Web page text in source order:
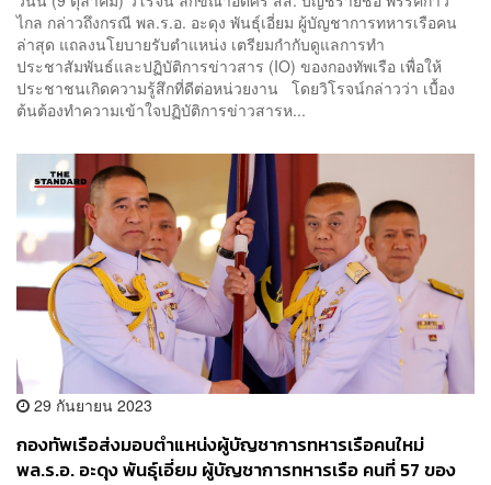
ไกล กล่าวถึงกรณี พล.ร.อ. อะดุง พันธุ์เอี่ยม ผู้บัญชาการทหารเรือคน
ล่าสุด แถลงนโยบายรับตำแหน่ง เตรียมกำกับดูแลการทำ
ประชาสัมพันธ์และปฏิบัติการข่าวสาร (IO) ของกองทัพเรือ เพื่อให้
ประชาชนเกิดความรู้สึกที่ดีต่อหน่วยงาน โดยวิโรจน์กล่าวว่า เบื้อง
ต้นต้องทำความเข้าใจปฏิบัติการข่าวสารห...
29 กันยายน 2023
กองทัพเรือส่งมอบตำแหน่งผู้บัญชาการทหารเรือคนใหม่
พล.ร.อ. อะดุง พันธุ์เอี่ยม ผู้บัญชาการทหารเรือ คนที่ 57 ของ